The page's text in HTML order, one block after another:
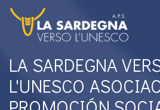
LA SARDEGNA
L'UNESCO